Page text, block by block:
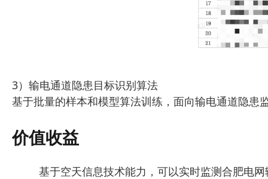
3）输电通道隐患目标识别算法
基于批量的样本和模型算法训练，面向输电通道隐患
价值收益
基于空天信息技术能力，可以实时监测合肥电